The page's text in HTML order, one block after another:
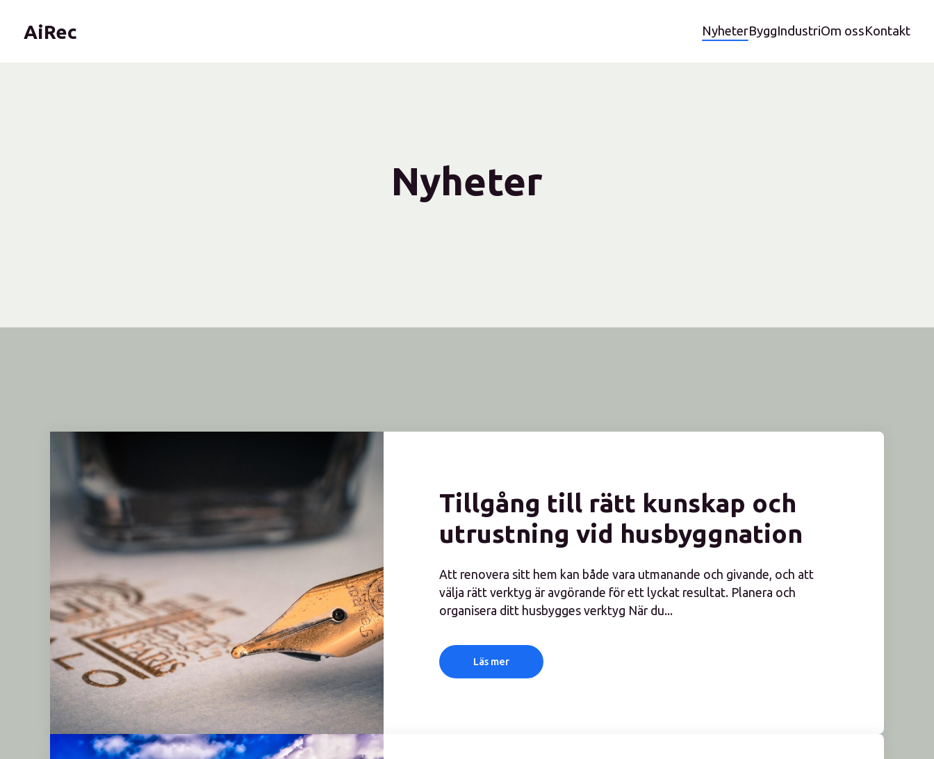
AiRec NyheterByggIndustriOm ossKontakt
Nyheter
Tillgång till rätt kunskap och
utrustning vid husbyggnation
Att renovera sitt hem kan både vara utmanande och givande, och att
välja rätt verktyg är avgörande för ett lyckat resultat. Planera och
organisera ditt husbygges verktyg När du...
Läs mer